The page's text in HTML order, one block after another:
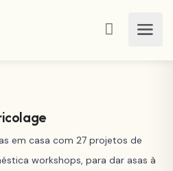
em casa com 27 projetos de
workshops, para dar asas à